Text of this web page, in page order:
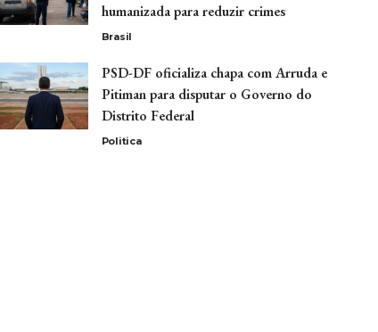
humanizada para reduzir crimes
Brasil
PSD-DF oficializa chapa com Arruda e
Pitiman para disputar o Governo do
Distrito Federal
Politica